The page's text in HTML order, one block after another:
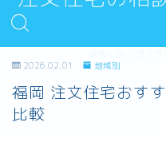
MENU
デモプリセット記事 #5
プライバシーポリシー
2026.02.01 地域別
福岡 注文住宅おす
比較